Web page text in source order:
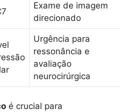
Exame de imagem
direcionado
Urgência para
ressonância e
avaliação
neurocirúrgica
é crucial para